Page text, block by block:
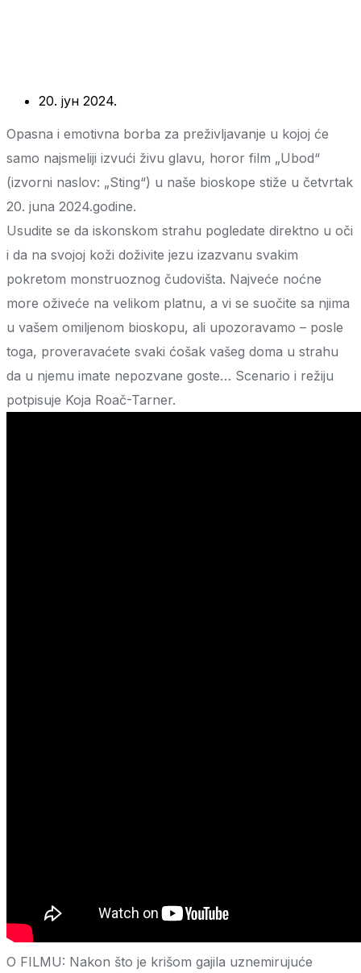
20. јун 2024.
Opasna i emotivna borba za preživljavanje u kojoj će
samo najsmeliji izvući živu glavu, horor film „Ubod“
(izvorni naslov: „Sting“) u naše bioskope stiže u četvrtak
20. juna 2024.godine.
Usudite se da iskonskom strahu pogledate direktno u oči
i da na svojoj koži doživite jezu izazvanu svakim
pokretom monstruoznog čudovišta. Najveće noćne
more oživeće na velikom platnu, a vi se suočite sa njima
u vašem omiljenom bioskopu, ali upozoravamo – posle
toga, proveravaćete svaki ćošak vašeg doma u strahu
da u njemu imate nepozvane goste… Scenario i režiju
potpisuje Koja Roač-Tarner.
O FILMU: Nakon što je krišom gajila uznemirujuće